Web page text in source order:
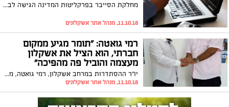
מחלקת הסייבר בפרקליטות המדינה הגישה לבימ"ש השלום בת"א כתב אישום נוסף נגד נאשם הידוע בכינוי ה"האקר מאשקלון" בגין ניסיון בריחה ממשמורת חוקית, סחיטה באיומים, קבלת דבר במרמה, פרסום ידיעות כוזבות ועבירות נוספות
11.10.18, מנהל אתר אשקלונים
רמי גואטה: "תומר מגיע ממקום
חברתי, הוא הציל את אשקלון
מעצמה והוביל פה מהפיכה"
יו"ר ההסתדרות במרחב אשקלון, רמי גואטה, מצטרף לגל התמיכה והסחף אחר ראש העיר בפועל, תומר גלאם. השניים סיפרו כי לאור עבודתם המשותפת במרוצת השנים, החיבור ביניהם הוא אך טבעי
11.10.18, מנהל אתר אשקלונים